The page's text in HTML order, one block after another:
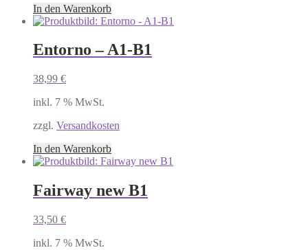
In den Warenkorb
Entorno – A1-B1
38,99 €
inkl. 7 % MwSt.
zzgl. Versandkosten
In den Warenkorb
Fairway new B1
33,50 €
inkl. 7 % MwSt.